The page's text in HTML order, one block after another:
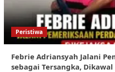
Peristiwa
Febrie Adriansyah Jalani
sebagai Tersangka,